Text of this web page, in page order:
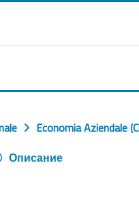
Economia Aziendale
Описание